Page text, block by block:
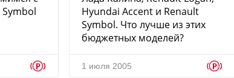
p
Hyundai Accent и Renault
Symbol. Что лучше из этих
бюджетных моделей?
1 июля 2005 p